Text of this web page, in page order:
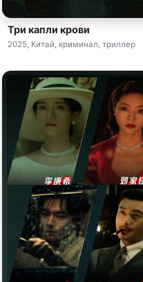
Три капли крови
2025, Китай, криминал, триллер